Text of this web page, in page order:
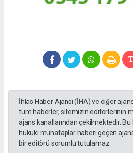
İhlas Haber Ajansı (İHA) ve diğer
tüm haberler, sitemizin editörlerinin
ajans kanallarından çekilmektedir.
hukuki muhataplar haberi geçen
bir editörü sorumlu tutulamaz.